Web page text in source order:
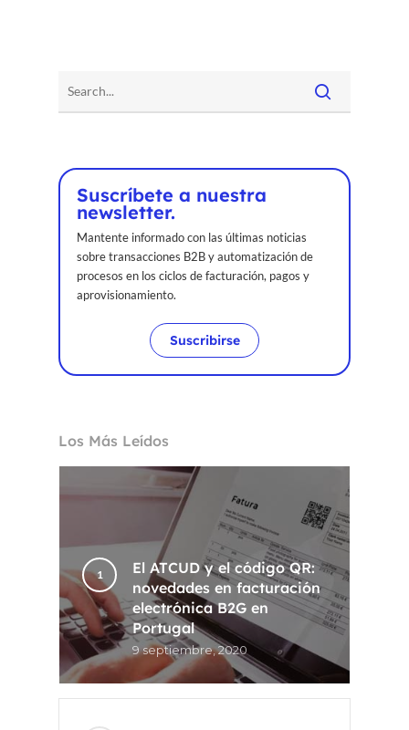
Suscríbete a nuestra
newsletter.
Mantente informado con las últimas noticias
sobre transacciones B2B y automatización de
procesos en los ciclos de facturación, pagos y
aprovisionamiento.
Suscribirse
Los Más Leídos
El ATCUD y el código QR:
novedades en facturación
electrónica B2G en
Portugal
9 septiembre, 2020